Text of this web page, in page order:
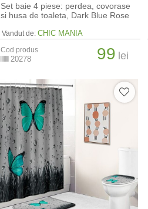
Set baie 4 piese: perdea, covorase
si husa de toaleta, Dark Blue Rose
Vandut de: CHIC MANIA
Cod produs
20278 99 lei